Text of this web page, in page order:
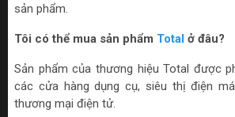
sản phẩm.
Tôi có thể mua sản phẩm Total ở đâu?
Sản phẩm của thương hiệu Total được
các cửa hàng dụng cụ, siêu thị điện
thương mại điện tử.